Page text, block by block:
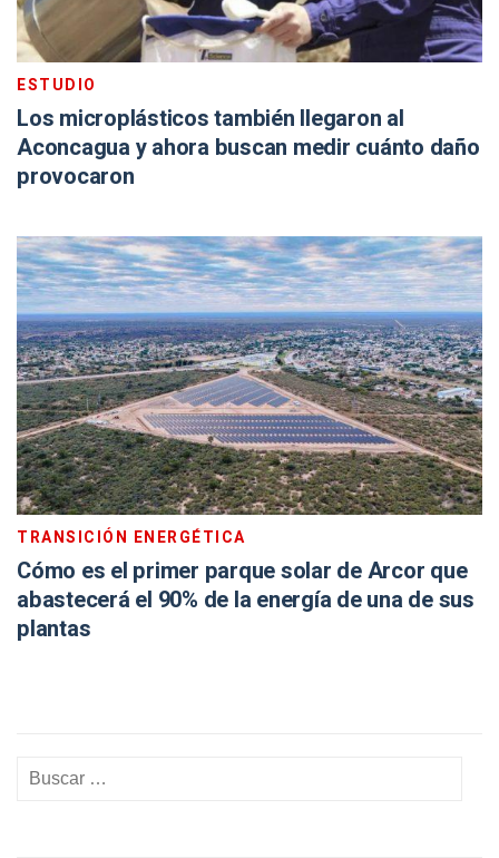
ESTUDIO
Los microplásticos también llegaron al
Aconcagua y ahora buscan medir cuánto daño
provocaron
TRANSICIÓN ENERGÉTICA
Cómo es el primer parque solar de Arcor que
abastecerá el 90% de la energía de una de sus
plantas